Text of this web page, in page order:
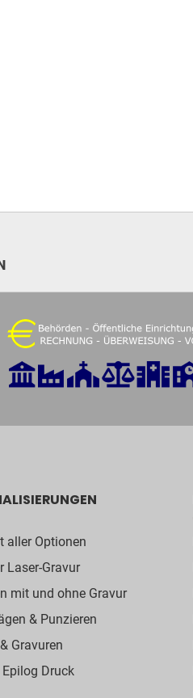
aller Optionen
Laser-Gravur
mit und ohne Gravur
& Punzieren
Gravuren
Druck